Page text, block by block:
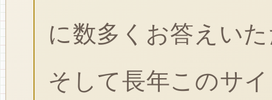
に数多くお答えい
そして長年このサ